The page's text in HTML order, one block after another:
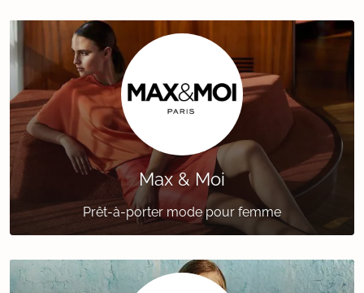
Max & Moi
Prêt-à-porter mode pour femme